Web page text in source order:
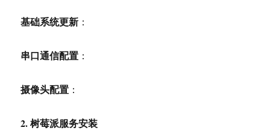
基础系统更新 ：
串口通信配置 ：
摄像头配置 ：
2.树莓派服务安装